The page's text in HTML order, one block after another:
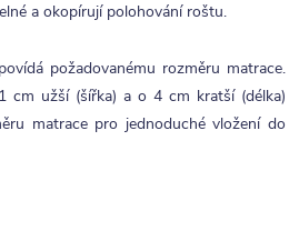
a okopírují polohování roštu.
požadovanému rozměru matrace.
cm užší (šířka) a o 4 cm kratší (délka)
matrace pro jednoduché vložení do